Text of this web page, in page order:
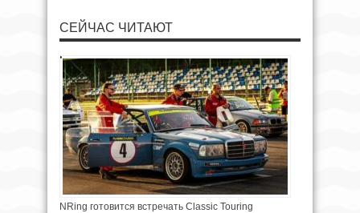
СЕЙЧАС ЧИТАЮТ
NRing готовится встречать Classic Touring